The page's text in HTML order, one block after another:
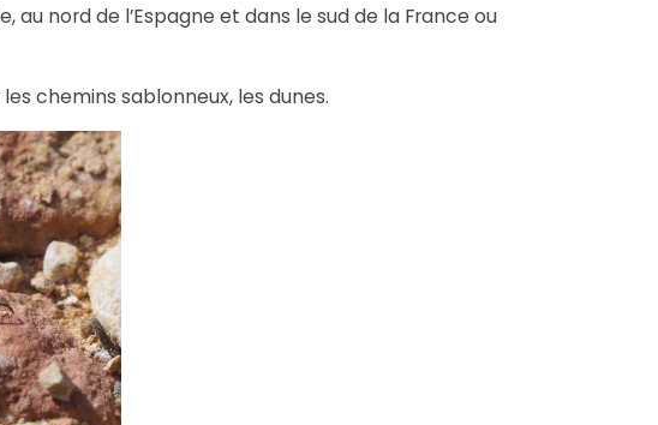
au nord de l’Espagne et dans le sud de la France ou
chemins sablonneux, les dunes.